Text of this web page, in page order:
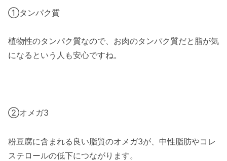
①タンパク質
植物性のタンパク質なので、お肉のタンパク質だと脂が気
になるという人も安心ですね。
②オメガ3
粉豆腐に含まれる良い脂質のオメガ3が、中性脂肪やコレ
ステロールの低下につながります。